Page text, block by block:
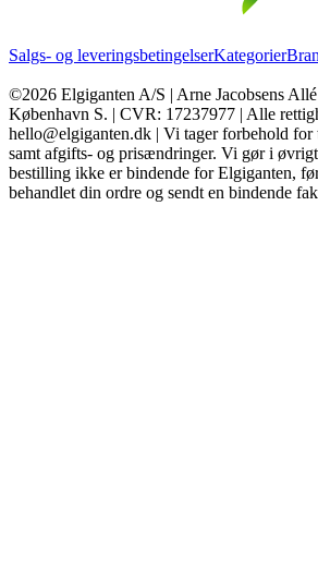
Salgs- og leveringsbetingelserKategorier
©2026 Elgiganten A/S | Arne Jacobsens
København S. | CVR: 17237977 | Alle
hello@elgiganten.dk | Vi tager forbehold
samt afgifts- og prisændringer. Vi gør i
bestilling ikke er bindende for Elgiganten,
behandlet din ordre og sendt en bindende